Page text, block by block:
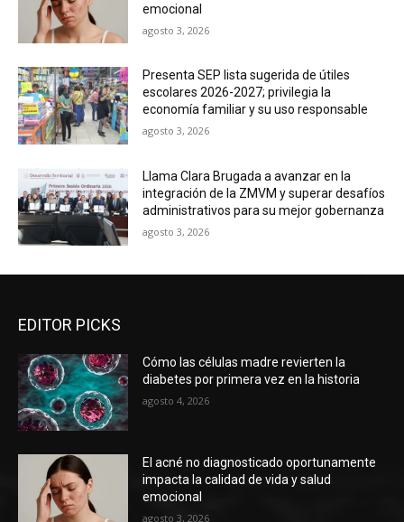
emocional
agosto 3, 2026
Presenta SEP lista sugerida de útiles
escolares 2026-2027; privilegia la
economía familiar y su uso responsable
agosto 3, 2026
Llama Clara Brugada a avanzar en la
integración de la ZMVM y superar desafíos
administrativos para su mejor gobernanza
agosto 3, 2026
EDITOR PICKS
Cómo las células madre revierten la
diabetes por primera vez en la historia
agosto 4, 2026
El acné no diagnosticado oportunamente
impacta la calidad de vida y salud
emocional
agosto 3, 2026